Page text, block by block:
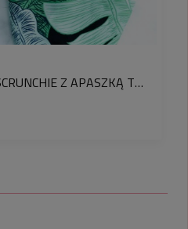
GUMKA DO WŁOSÓW SCRUNCHIE Z APASZKĄ TROPIKALNE KWIATY KOLOR CZARNY